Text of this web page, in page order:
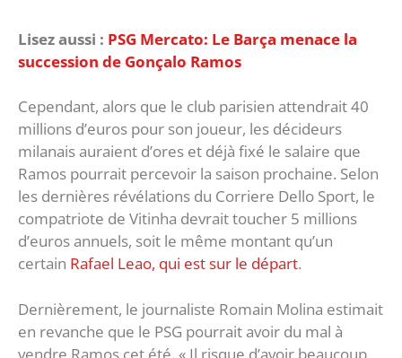
Lisez aussi : PSG Mercato: Le Barça menace la
succession de Gonçalo Ramos
Cependant, alors que le club parisien attendrait 40
millions d’euros pour son joueur, les décideurs
milanais auraient d’ores et déjà fixé le salaire que
Ramos pourrait percevoir la saison prochaine. Selon
les dernières révélations du Corriere Dello Sport, le
compatriote de Vitinha devrait toucher 5 millions
d’euros annuels, soit le même montant qu’un
certain Rafael Leao, qui est sur le départ.
Dernièrement, le journaliste Romain Molina estimait
en revanche que le PSG pourrait avoir du mal à
vendre Ramos cet été. « Il risque d’avoir beaucoup